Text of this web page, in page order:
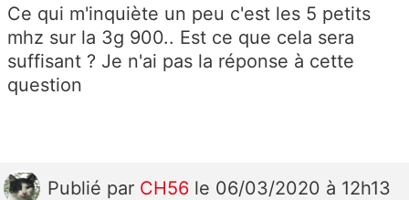
Ce qui m'inquiète un peu c'est les 5 petits
mhz sur la 3g 900.. Est ce que cela sera
suffisant ? Je n'ai pas la réponse à cette
question
Publié par CH56 le 06/03/2020 à 12h13